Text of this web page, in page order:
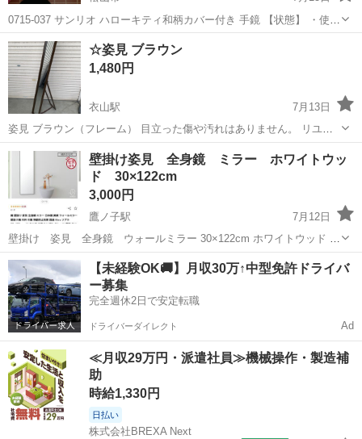
0715-037 サンリオ ハローキティ和柄カバー付き 手鏡 【状態】 ・使用
に伴う多少のスレ、キズ、落としきれない汚れなどございます ・詳細
は現地でご確認ください ・お値引きは出来かねますのでご了承願いま
す...
愛媛 松山市 ミラー/鏡
☆姿見 ブラウン
1,480円
衣山駅
7月13日
姿見 ブラウン（フレーム） 目立った傷や汚れはありません。 リユー
ス品の為、ご理解いただける方でお願いいたします。 TSUTAYA中央
店にて展示販売中です。 サイズ（およそ） 幅22.5㌢×奥行48㌢×...
愛媛 松山市 衣山駅 ミラー/鏡
壁掛け姿見 全身鏡 ミラー ホワイトウッ
ド 30×122cm
3,000円
鷹ノ子駅
7月12日
壁掛け 姿見 全身鏡 ウォールミラー 30×122cm ホワイトウッド 縦
掛けも横掛けもできるフックのついた鏡です。 使用期間1年未満。 裏
側上に少し傷があります。（写真4枚目）裏なので通常お使いいただく
には分かりません。...
愛媛 伊予郡 鷹ノ子駅 ミラー/鏡 ホワイトウッド
【未経験OK🚚】月収30万↑中型免許ドライバ
ー募集
完全週休2日で安定転職
ドライバーダイレクト Ad
≪月収29万円・派遣社員≫機械操作・製造補
助
時給1,330円
日払い
株式会社BREXA Next